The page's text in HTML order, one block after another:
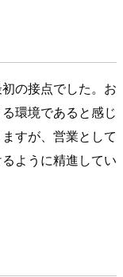
の接点でした。お
環境であると感じ
すが、営業として
ように精進してい